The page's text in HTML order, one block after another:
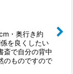
・奥行き約
を良くしたい
斎で自分の背中
のものですので